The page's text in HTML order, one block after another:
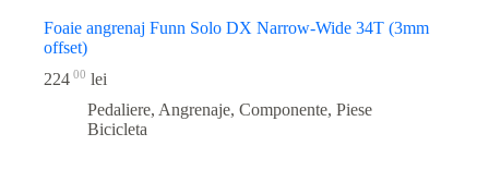
Foaie angrenaj Funn Solo DX Narrow-Wide 34T (3mm
offset)
224 00 lei
Pedaliere, Angrenaje, Componente, Piese
Bicicleta